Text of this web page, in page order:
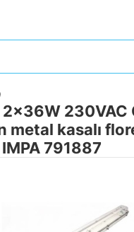
230VAC
metal kasalı
791887